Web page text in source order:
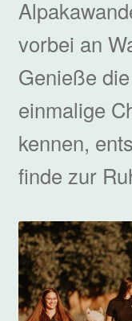
Geburtstage für
Stallstunde für
Anfahrt
Über uns
Kontakt
Impressum
vorbei an
Genieße
einmalige
kennen,
finde zur